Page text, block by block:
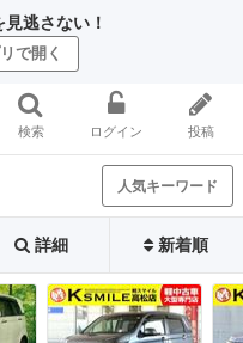
逃さない！
で開く
検索 ログイン 投稿
人気キーワード
詳細 新着順